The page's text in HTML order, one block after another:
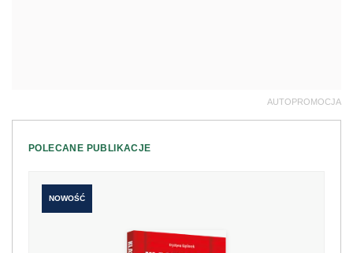
AUTOPROMOCJA
POLECANE PUBLIKACJE
NOWOŚĆ